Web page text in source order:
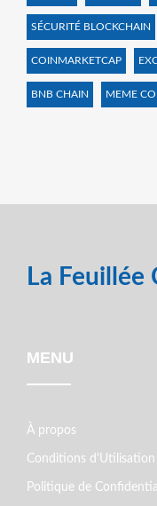
SÉCURITÉ BLOCKCHAIN
COINMARKETCAP
BNB CHAIN MEME
La Feuillée
MENU
À propos
Conditions d'Utilisation
Politique de